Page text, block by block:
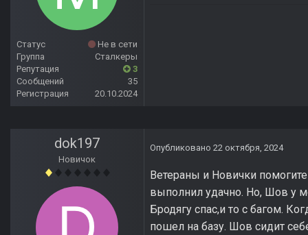
Статус
Не в сети
Группа
Сталкеры
Репутация
3
Сообщений
35
Регистрация
20.10.2024
dok197
Новичок
Опубликовано 22 октября, 2024
Ветераны и Новички
выполнил удачно. Но, Шов у
Бродягу спас,и то с багом.
пошел на базу. Шов сидит